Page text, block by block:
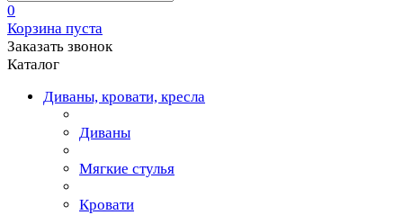
0
Корзина пуста
Заказать звонок
Каталог
Диваны, кровати, кресла
Диваны
Мягкие стулья
Кровати